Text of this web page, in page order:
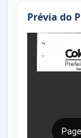
Prévia do